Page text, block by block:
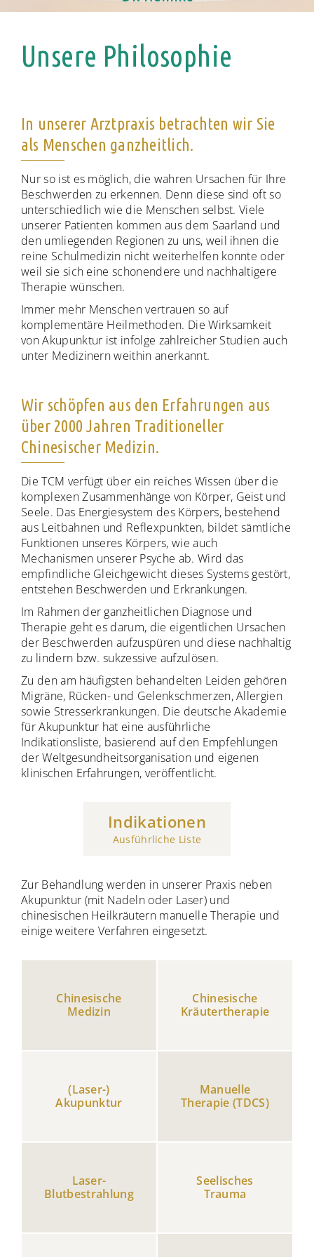
Unsere Philosophie
In unserer Arztpraxis betrachten wir Sie
als Menschen ganzheitlich.
Nur so ist es möglich, die wahren Ursachen für Ihre
Beschwerden zu erkennen. Denn diese sind oft so
unterschiedlich wie die Menschen selbst. Viele
unserer Patienten kommen aus dem Saarland und
den umliegenden Regionen zu uns, weil ihnen die
reine Schulmedizin nicht weiterhelfen konnte oder
weil sie sich eine schonendere und nachhaltigere
Therapie wünschen.
Immer mehr Menschen vertrauen so auf
komplementäre Heilmethoden. Die Wirksamkeit
von Akupunktur ist infolge zahlreicher Studien auch
unter Medizinern weithin anerkannt.
Wir schöpfen aus den Erfahrungen aus
über 2000 Jahren Traditioneller
Chinesischer Medizin.
Die TCM verfügt über ein reiches Wissen über die
komplexen Zusammenhänge von Körper, Geist und
Seele. Das Energiesystem des Körpers, bestehend
aus Leitbahnen und Reflexpunkten, bildet sämtliche
Funktionen unseres Körpers, wie auch
Mechanismen unserer Psyche ab. Wird das
empfindliche Gleichgewicht dieses Systems gestört,
entstehen Beschwerden und Erkrankungen.
Im Rahmen der ganzheitlichen Diagnose und
Therapie geht es darum, die eigentlichen Ursachen
der Beschwerden aufzuspüren und diese nachhaltig
zu lindern bzw. sukzessive aufzulösen.
Zu den am häufigsten behandelten Leiden gehören
Migräne, Rücken- und Gelenkschmerzen, Allergien
sowie Stresserkrankungen. Die deutsche Akademie
für Akupunktur hat eine ausführliche
Indikationsliste, basierend auf den Empfehlungen
der Weltgesundheitsorganisation und eigenen
klinischen Erfahrungen, veröffentlicht.
Indikationen
Ausführliche Liste
Zur Behandlung werden in unserer Praxis neben
Akupunktur (mit Nadeln oder Laser) und
chinesischen Heilkräutern manuelle Therapie und
einige weitere Verfahren eingesetzt.
Chinesische
Medizin
Chinesische
Kräutertherapie
(Laser-)
Akupunktur
Manuelle
Therapie (TDCS)
Laser-
Blutbestrahlung
Seelisches
Trauma